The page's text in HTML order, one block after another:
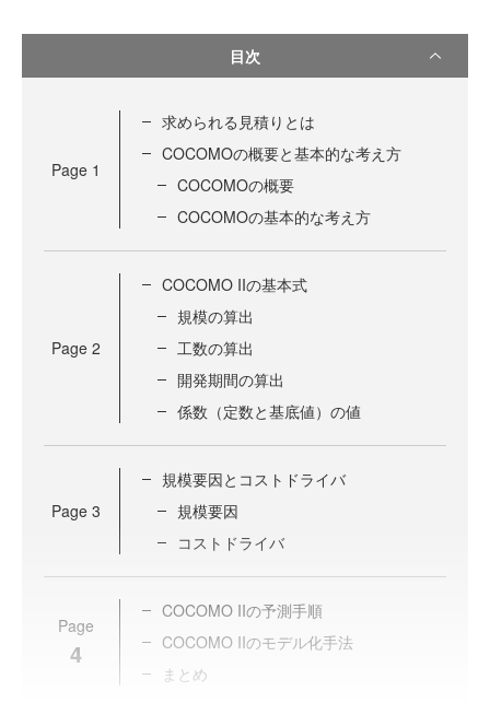
目次
Page 1
求められる見積りとは
COCOMOの概要と基本的な考え方
COCOMOの概要
COCOMOの基本的な考え方
Page 2
COCOMO IIの基本式
規模の算出
工数の算出
開発期間の算出
係数（定数と基底値）の値
Page 3
規模要因とコストドライバ
規模要因
コストドライバ
Page
4
COCOMO IIの予測手順
COCOMO IIのモデル化手法
まとめ